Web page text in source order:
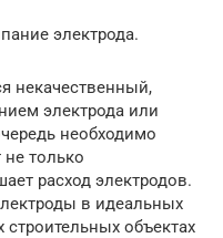
электрода.
некачественный,
электрода или
необходимо
только
расход электродов.
в идеальных
объектах